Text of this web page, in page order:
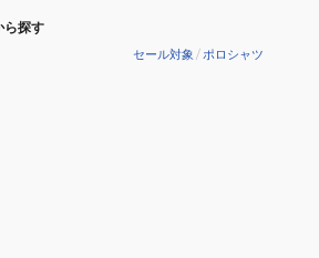
ら探す
セール対象 /ポロシャツ